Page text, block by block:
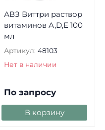
АВЗ Виттри раствор
витаминов А,D,E 100
мл
Артикул: 48103
Нет в наличии
По запросу
В корзину